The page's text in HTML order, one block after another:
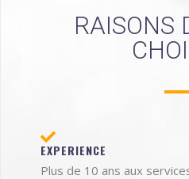
RAISONS
EXPERIENCE
Plus de 10 ans aux